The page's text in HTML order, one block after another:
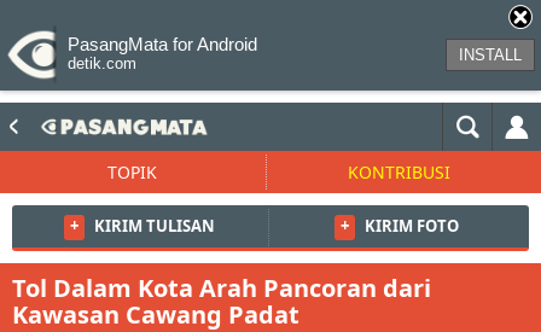
PasangMata for Android
detik.com INSTALL
TOPIK KONTRIBUSI
+ KIRIM TULISAN + KIRIM FOTO
Tol Dalam Kota Arah Pancoran dari
Kawasan Cawang Padat